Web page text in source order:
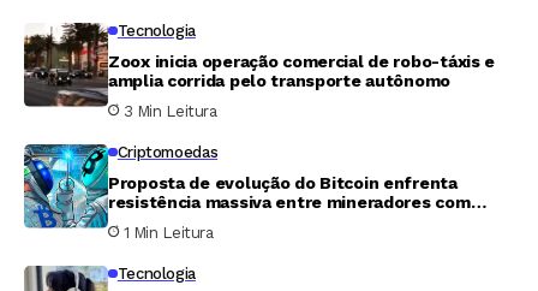
Tecnologia
Zoox inicia operação comercial de robo-táxis e
amplia corrida pelo transporte autônomo
3 Min Leitura
Criptomoedas
Proposta de evolução do Bitcoin enfrenta
resistência massiva entre mineradores com
adesão de apenas 3%
1 Min Leitura
Tecnologia